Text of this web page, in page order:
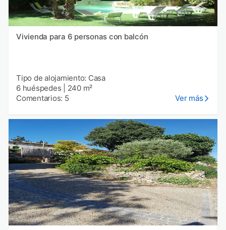
Vivienda para 6 personas con balcón
Tipo de alojamiento: Casa
6 huéspedes
240 m²
Comentarios: 5
Ver más